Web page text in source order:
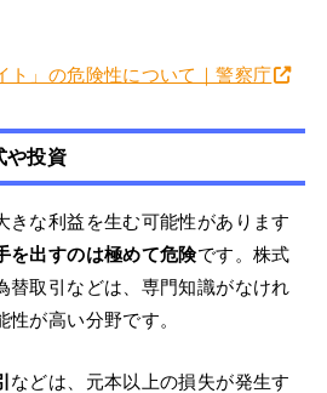
ト」の危険性について｜警察庁
や投資
きな利益を生む可能性があります
を出すのは極めて危険です。株式
替取引などは、専門知識がなけれ
が高い分野です。
などは、元本以上の損失が発生す